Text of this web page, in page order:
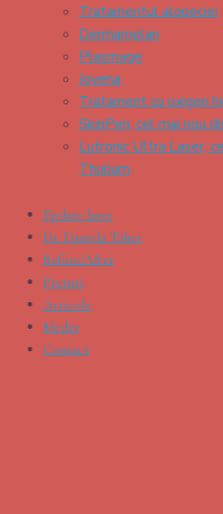
Tratamentul alopeciei
Dermamelan
Plasmage
Jovena
Tratament cu oxigen
SkinPen, cel mai nou
Lutronic Ultra Laser,
Thulium
Epilare laser
Dr. Daniela Taher
Before/After
Preturi
Articole
Media
Contact